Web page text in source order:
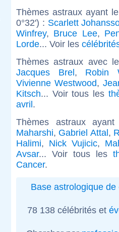
Thèmes astraux ayant
0°32') : Scarlett
Winfrey, Bruce Lee,
Lorde... Voir les
Thèmes astraux avec
Jacques Brel, Robin
Vivienne Westwood,
Kitsch... Voir tous les
avril.
Thèmes astraux
Maharshi, Gabriel Attal,
Halimi, Nick Vujicic,
Avsar... Voir tous les
Cancer.
Base astrologique de
78 138 célébrités et